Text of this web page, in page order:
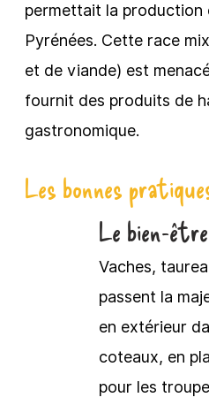
permettait la production
Pyrénées. Cette race
et de viande) est
fournit des produits de
gastronomique.
Les bonnes
Le bien-
Vaches,
passent la
en extérieur
coteaux, en
pour les